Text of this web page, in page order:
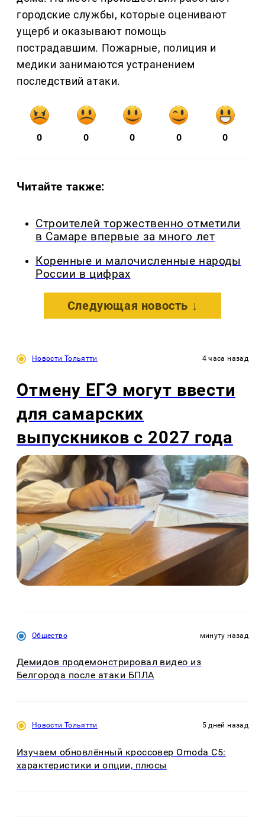
городские службы, которые оценивают
ущерб и оказывают помощь
пострадавшим. Пожарные, полиция и
медики занимаются устранением
последствий атаки.
0 0 0 0 0
Читайте также:
Строителей торжественно отметили
в Самаре впервые за много лет
Коренные и малочисленные народы
России в цифрах
Следующая новость ↓
Новости Тольятти 4 часа назад
Отмену ЕГЭ могут ввести
для самарских
выпускников с 2027 года
Общество минуту назад
Демидов продемонстрировал видео из
Белгорода после атаки БПЛА
Новости Тольятти 5 дней назад
Изучаем обновлённый кроссовер Omoda C5:
характеристики и опции, плюсы